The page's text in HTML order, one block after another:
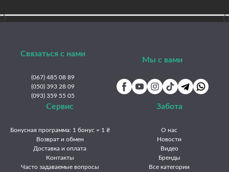
Infinix Smart 10 Infinix Zero 30 4G Infinix Note 40 4G
Infinix Hot 60i Infinix Smart 7 HD
Infinix Hot 30 Infinix Hot 20 5G
Infinix Hot 12i Infinix Hot 10 Lite
Связаться с нами
(067) 485 08 89
(050) 393 28 09
(093) 359 55 05
Мы с вами
Сервис
Бонусная программа: 1 бонус = 1 ₴
Возврат и обмен
Доставка и оплата
Контакты
Часто задаваемые вопросы
Забота
О нас
Новости
Видео
Бренды
Все категории